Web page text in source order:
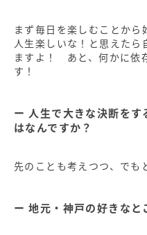
まず毎日を楽しむことか
人生楽しいな！と思えた
ますよ！ あと、何かに依
す！
人生で大きな決断をす
はなんですか？
先のことも考えつつ、でも
地元・神戸の好きなと